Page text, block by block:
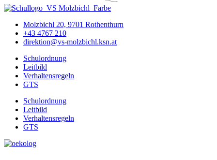
Molzbichl 20, 9701 Rothenthurn
+43 4767 210
direktion@vs-molzbichl.ksn.at
Schulordnung
Leitbild
Verhaltensregeln
GTS
Schulordnung
Leitbild
Verhaltensregeln
GTS